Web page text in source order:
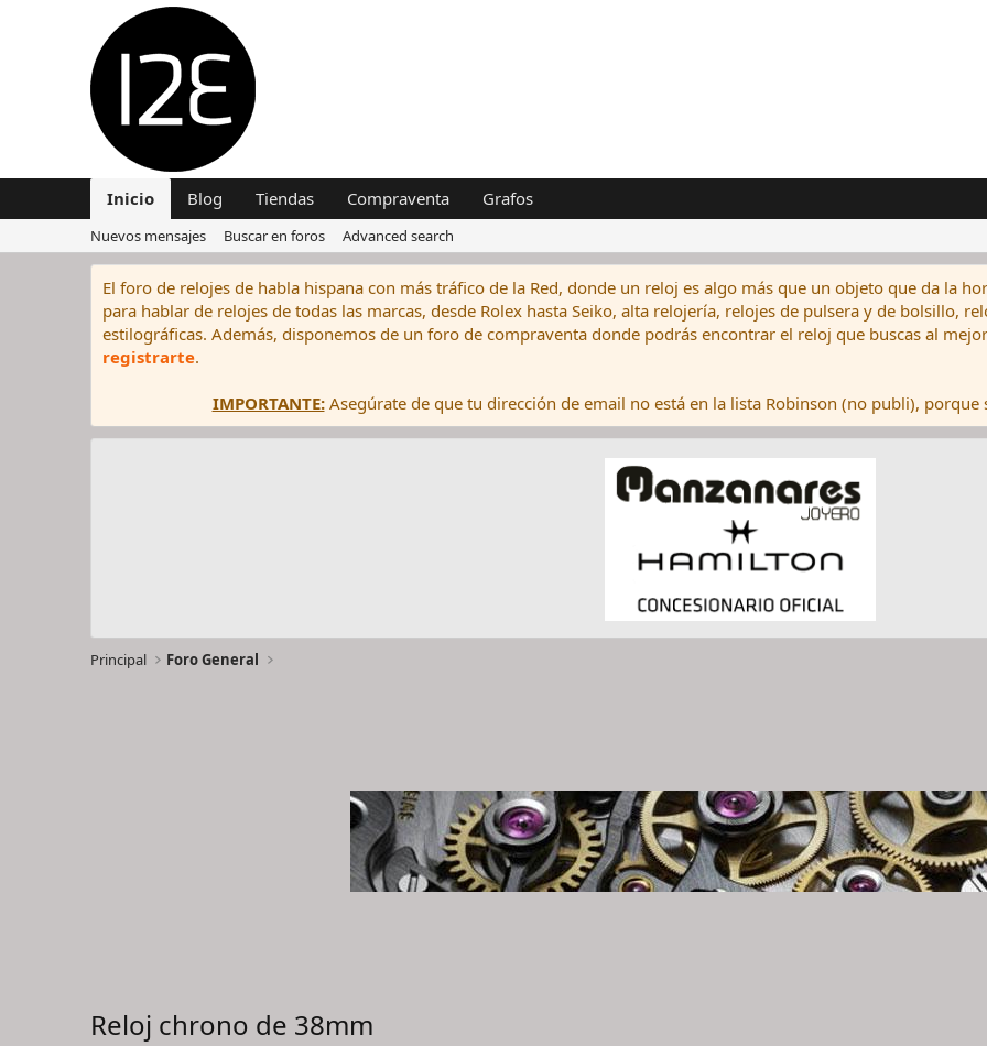
Inicio Blog Tiendas Compraventa Grafos
Nuevos mensajes Buscar en foros Advanced search
El foro de relojes de habla hispana con más tráfico de la Red, donde un reloj es algo más que un objeto que da la
para hablar de relojes de todas las marcas, desde Rolex hasta Seiko, alta relojería, relojes de pulsera y de bolsillo,
estilográficas. Además, disponemos de un foro de compraventa donde podrás encontrar el reloj que buscas al
registrarte.
IMPORTANTE:Asegúrate de que tu dirección de email no está en la lista Robinson (no publi), porque
Principal Foro General
Reloj chrono de 38mm